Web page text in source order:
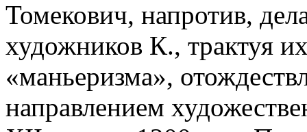
Томекович, напротив,
художников К., трактуя
«маньеризма»,
направлением